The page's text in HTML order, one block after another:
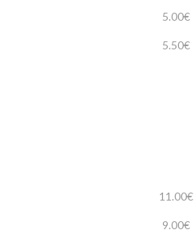
5.00€
5.50€
11.00€
9.00€